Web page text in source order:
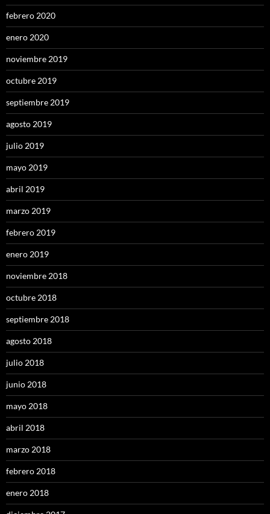
febrero 2020
enero 2020
noviembre 2019
octubre 2019
septiembre 2019
agosto 2019
julio 2019
mayo 2019
abril 2019
marzo 2019
febrero 2019
enero 2019
noviembre 2018
octubre 2018
septiembre 2018
agosto 2018
julio 2018
junio 2018
mayo 2018
abril 2018
marzo 2018
febrero 2018
enero 2018